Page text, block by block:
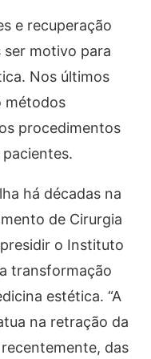
e recuperação
ser motivo para
Nos últimos
métodos
procedimentos
há décadas na
de Cirurgia
o Instituto
transformação
estética. “A
na retração da
das